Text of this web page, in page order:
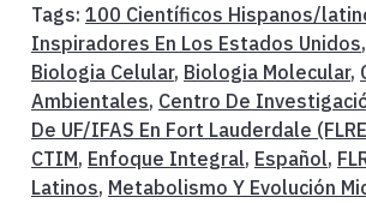
Tags: 100 Científicos Hispanos/
Inspiradores En Los Estados Unidos,
Biologia Celular, Biologia Molecular,
Ambientales, Centro De
De UF/IFAS En Fort Lauderdale
CTIM, Enfoque Integral, Español,
Latinos, Metabolismo Y Evolución